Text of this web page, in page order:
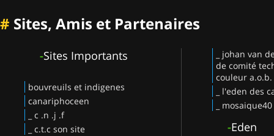
# Sites, Amis et Partenaires
-Sites Importants
bouvreuils et indigenes
canariphoceen
_ c .n .j .f
_ c.t.c son site
_ johan van
de comité
couleur a.o.b.
_ l'eden des
_ mosaique40
-Eden